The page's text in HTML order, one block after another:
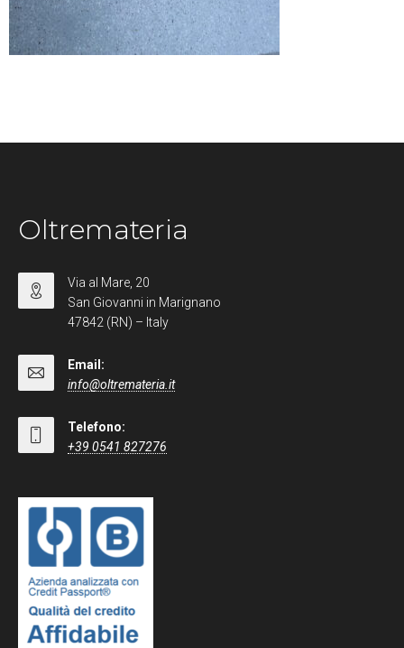
Oltremateria
Via al Mare, 20
San Giovanni in Marignano
47842 (RN) – Italy
Email:
info@oltremateria.it
Telefono:
+39 0541 827276